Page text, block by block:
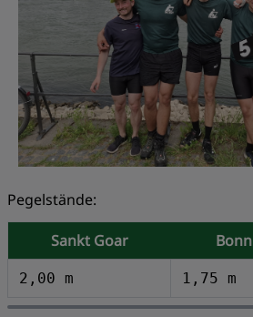
Pegelstände:
Sankt Goar Bonn
2,00 m 1,75 m